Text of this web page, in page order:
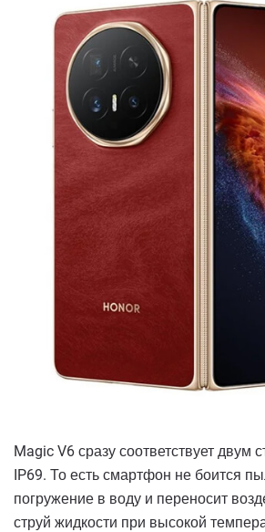
Magic V6 сразу соответствует двум
IP69. То есть смартфон не боится
погружение в воду и переносит
струй жидкости при высокой